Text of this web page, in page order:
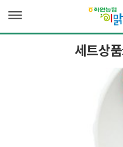
dehaze
세트상품